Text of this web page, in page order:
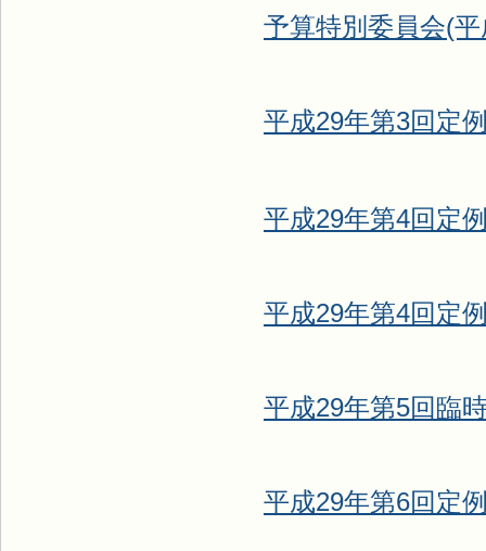
予算特別委員会(
平成29年第3回定
平成29年第4回定
平成29年第4回定
平成29年第5回臨
平成29年第6回定